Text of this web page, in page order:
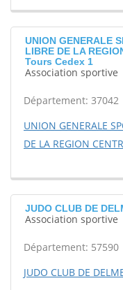
UNION GENERALE
LIBRE DE LA
Tours Cedex 1
Association sportive
Département: 37042
UNION GENERALE
DE LA REGION
JUDO CLUB DE
Association sportive
Département: 57590
JUDO CLUB DE